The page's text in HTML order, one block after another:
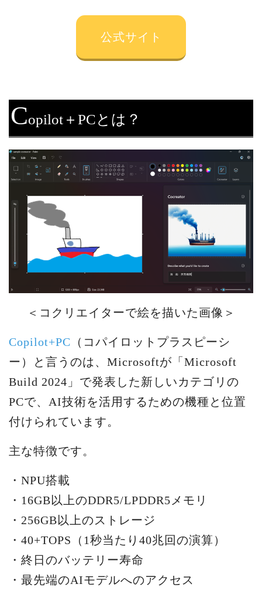
公式サイト
Copilot＋PCとは？
＜コクリエイターで絵を描いた画像＞
Copilot+PC （コパイロットプラスピーシ
ー）と言うのは、Microsoftが「Microsoft
Build 2024」で発表した新しいカテゴリの
PCで、AI技術を活用するための機種と位置
付けられています。
主な特徴です。
・NPU搭載
・16GB以上のDDR5/LPDDR5メモリ
・256GB以上のストレージ
・40+TOPS（1秒当たり40兆回の演算）
・終日のバッテリー寿命
・最先端のAIモデルへのアクセス